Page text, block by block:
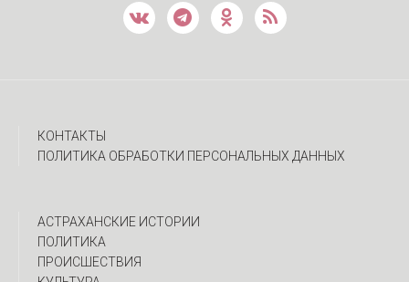
КОНТАКТЫ
ПОЛИТИКА ОБРАБОТКИ ПЕРСОНАЛЬНЫХ ДАННЫХ
АСТРАХАНСКИЕ ИСТОРИИ
ПОЛИТИКА
ПРОИСШЕСТВИЯ